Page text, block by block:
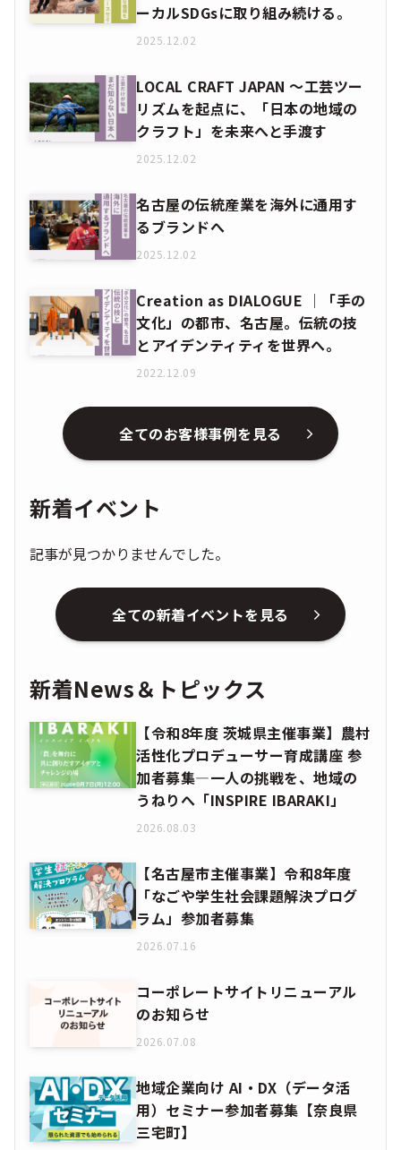
ーカルSDGsに取り組み続ける。
2025.12.02
LOCAL CRAFT JAPAN ～工芸ツー
リズムを起点に、「日本の地域の
クラフト」を未来へと手渡す
2025.12.02
名古屋の伝統産業を海外に通用す
るブランドへ
2025.12.02
Creation as DIALOGUE │「手の
文化」の都市、名古屋。伝統の技
とアイデンティティを世界へ。
2022.12.09
全てのお客様事例を見る
新着イベント
記事が見つかりませんでした。
全ての新着イベントを見る
新着News＆トピックス
【令和8年度 茨城県主催事業】農村
活性化プロデューサー育成講座 参
加者募集―一人の挑戦を、地域の
うねりへ「INSPIRE IBARAKI」
2026.08.03
【名古屋市主催事業】令和8年度
「なごや学生社会課題解決プログ
ラム」参加者募集
2026.07.16
コーポレートサイトリニューアル
のお知らせ
2026.07.08
地域企業向け AI・DX（データ活
用）セミナー参加者募集【奈良県
三宅町】